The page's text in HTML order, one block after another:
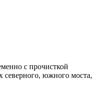
с прочисткой
северного, южного моста,